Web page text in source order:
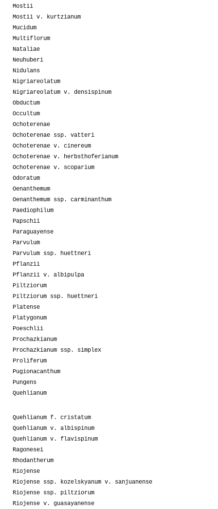
Mostii
Mostii v. kurtzianum
Mucidum
Multiflorum
Nataliae
Neuhuberi
Nidulans
Nigriareolatum
Nigriareolatum v. densispinum
Obductum
Occultum
Ochoterenae
Ochoterenae ssp. vatteri
Ochoterenae v. cinereum
Ochoterenae v. herbsthoferianum
Ochoterenae v. scoparium
Odoratum
Oenanthemum
Oenanthemum ssp. carminanthum
Paediophilum
Papschii
Paraguayense
Parvulum
Parvulum ssp. huettneri
Pflanzii
Pflanzii v. albipulpa
Piltziorum
Piltziorum ssp. huettneri
Platense
Platygonum
Poeschlii
Prochazkianum
Prochazkianum ssp. simplex
Proliferum
Pugionacanthum
Pungens
Quehlianum
Quehlianum f. cristatum
Quehlianum v. albispinum
Quehlianum v. flavispinum
Ragonesei
Rhodantherum
Riojense
Riojense ssp. kozelskyanum v. sanjuanense
Riojense ssp. piltziorum
Riojense v. guasayanense